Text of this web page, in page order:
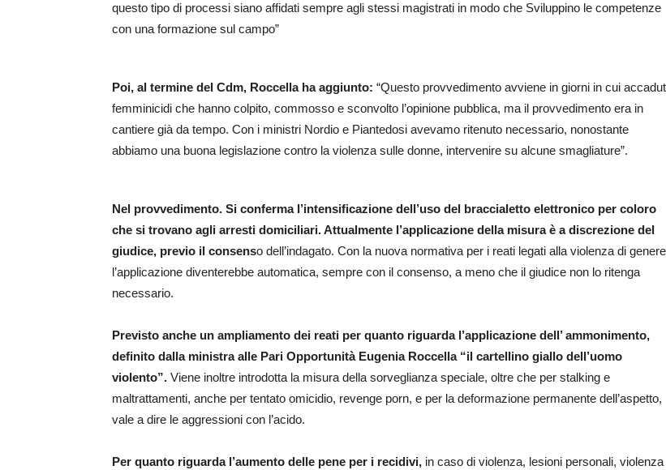
questo tipo di processi siano affidati sempre agli stessi magistrati in modo che Sviluppino le competenze
con una formazione sul campo”
Poi, al termine del Cdm, Roccella ha aggiunto: “Questo provvedimento avviene in giorni in cui
femminicidi che hanno colpito, commosso e sconvolto l’opinione pubblica, ma il provvedimento era in
cantiere già da tempo. Con i ministri Nordio e Piantedosi avevamo ritenuto necessario, nonostante
abbiamo una buona legislazione contro la violenza sulle donne, intervenire su alcune smagliature”.
Nel provvedimento. Si conferma l’intensificazione dell’uso del braccialetto elettronico per coloro
che si trovano agli arresti domiciliari. Attualmente l’applicazione della misura è a discrezione del
giudice, previo il consenso dell’indagato. Con la nuova normativa per i reati legati alla violenza di genere
l’applicazione diventerebbe automatica, sempre con il consenso, a meno che il giudice non lo ritenga
necessario.
Previsto anche un ampliamento dei reati per quanto riguarda l’applicazione dell’ ammonimento,
definito dalla ministra alle Pari Opportunità Eugenia Roccella “il cartellino giallo dell’uomo
violento”. Viene inoltre introdotta la misura della sorveglianza speciale, oltre che per stalking e
maltrattamenti, anche per tentato omicidio, revenge porn, e per la deformazione permanente dell’aspetto,
vale a dire le aggressioni con l’acido.
Per quanto riguarda l’aumento delle pene per i recidivi, in caso di violenza, lesioni personali, violenza